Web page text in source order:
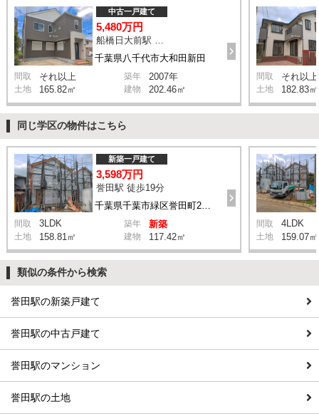
千葉県八千代市大和田新田
中古一戸建て
5,480万円
船橋日大前駅 徒歩13分
間取 それ以上 築年 2007年
土地 165.82㎡ 建物 202.46㎡
間取 それ以上
土地 182.83㎡
同じ学区の物件はこちら
新築一戸建て
3,598万円
誉田駅 徒歩19分
間取 3LDK 築年 新築
土地 158.81㎡ 建物 117.42㎡
間取 4LDK
土地 159.07㎡
類似の条件から検索
誉田駅の新築戸建て
誉田駅の中古戸建て
誉田駅のマンション
誉田駅の土地